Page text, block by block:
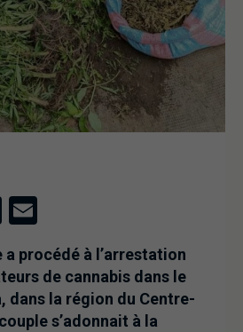
LinkedIn
procédé à l’arrestation
de cannabis dans le
dans la région du Centre-
s’adonnait à la